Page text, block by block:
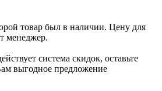
товар был в наличии. Цену для
менеджер.
система скидок, оставьте
выгодное предложение